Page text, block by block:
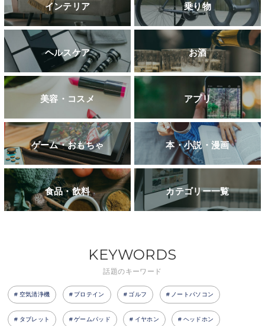
インテリア 乗り物
ヘルスケア お酒
美容・コスメ アプリ
ゲーム・おもちゃ 本・小説・漫画
食品・飲料 カテゴリー一覧
KEYWORDS
話題のキーワード
空気清浄機 プロテイン ゴルフ ノートパソコン
タブレット ゲームパッド イヤホン ヘッドホン